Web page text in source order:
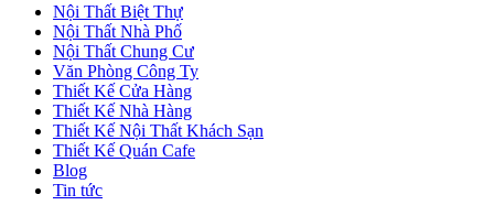
Nội Thất Biệt Thự
Nội Thất Nhà Phố
Nội Thất Chung Cư
Văn Phòng Công Ty
Thiết Kế Cửa Hàng
Thiết Kế Nhà Hàng
Thiết Kế Nội Thất Khách Sạn
Thiết Kế Quán Cafe
Blog
Tin tức